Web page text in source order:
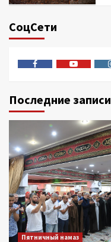
СоцСети
Последние записи
Пятничный намаз